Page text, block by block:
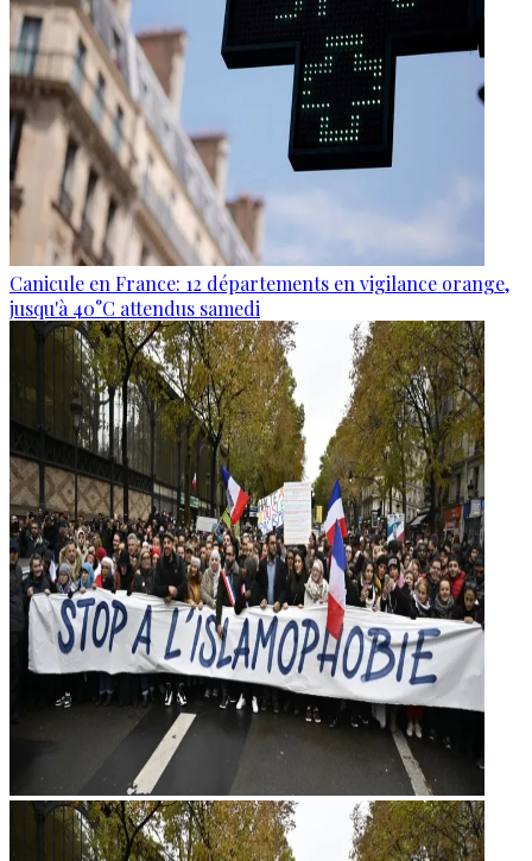
Canicule en France: 12 départements en vigilance orange,
jusqu'à 40°C attendus samedi